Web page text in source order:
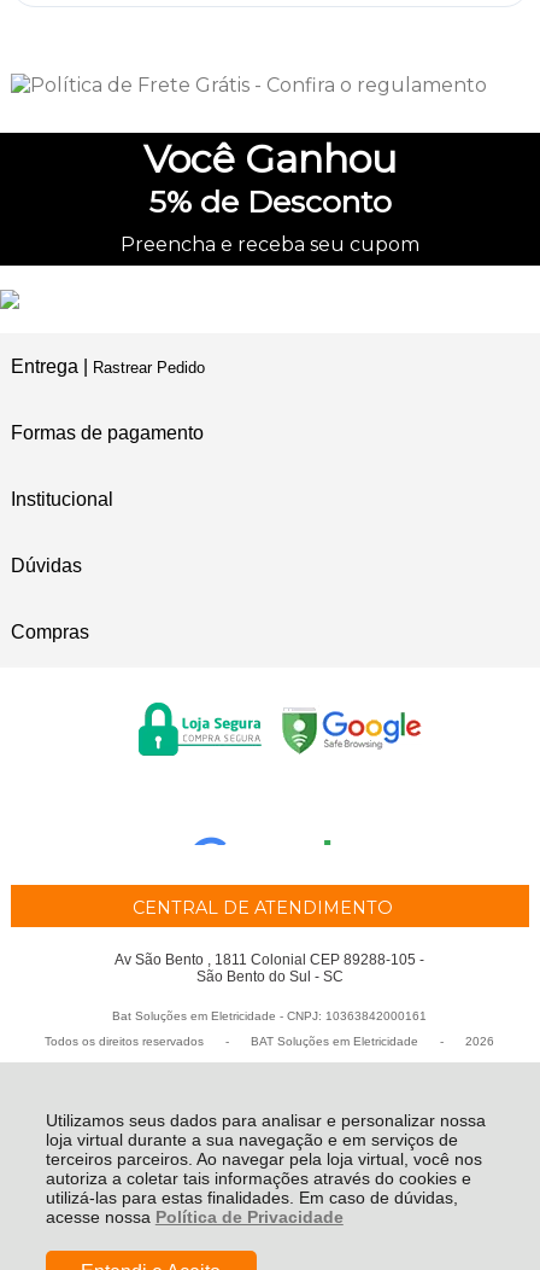
Utilizamos seus dados para analisar e personalizar nossa
loja virtual durante a sua navegação e em serviços de
terceiros parceiros. Ao navegar pela loja virtual, você nos
autoriza a coletar tais informações através do cookies e
utilizá-las para estas finalidades. Em caso de dúvidas,
acesse nossa Política de Privacidade
Você Ganhou
5%de Desconto
Preencha e receba seu cupom
Entrega | Rastrear Pedido
Formas de pagamento
Institucional
Dúvidas
Compras
CENTRAL DE ATENDIMENTO
Av São Bento , 1811 Colonial CEP 89288-105 -
São Bento do Sul - SC
Bat Soluções em Eletricidade - CNPJ: 10363842000161
Todos os direitos reservados
- BAT Soluções em Eletricidade - 2026